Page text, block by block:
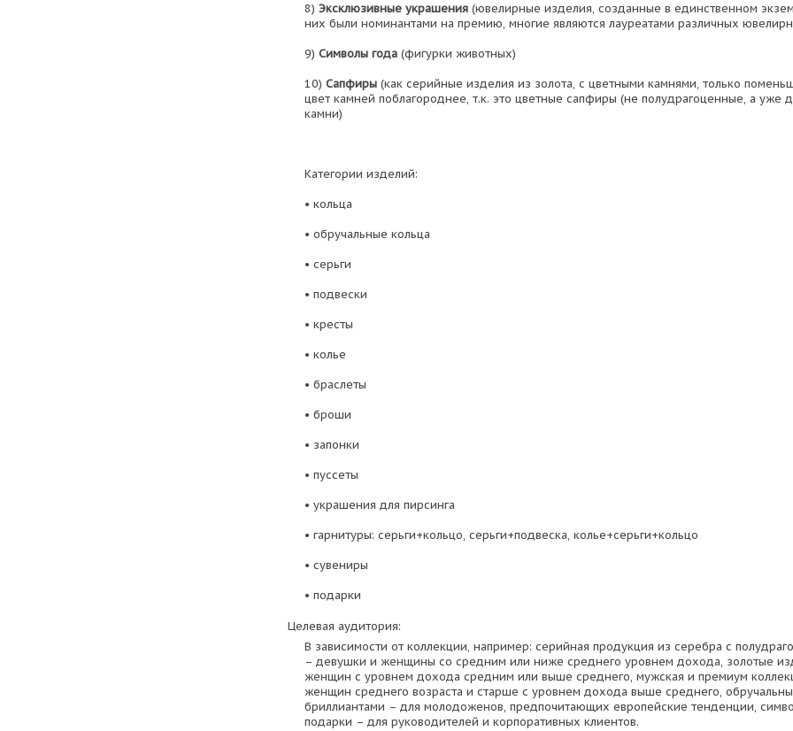
8) Эксклюзивные украшения(ювелирные изделия, созданные в единственном
них были номинантами на премию, многие являются лауреатами различных
9) Символы года(фигурки животных)
10) Cапфиры(как серийные изделия из золота, с цветными камнями, только
цвет камней поблагороднее, т.к. это цветные сапфиры (не полудрагоценные, а уже
камни)
Категории изделий:
• кольца
• обручальные кольца
• серьги
• подвески
• кресты
• колье
• браслеты
• броши
• запонки
• пуссеты
• украшения для пирсинга
• гарнитуры: серьги+кольцо, серьги+подвеска, колье+серьги+кольцо
• сувениры
• подарки
Целевая аудитория:
В зависимости от коллекции, например: серийная продукция из серебра с
– девушки и женщины со средним или ниже среднего уровнем дохода, золотые
женщин с уровнем дохода средним или выше среднего, мужская и премиум
женщин среднего возраста и старше с уровнем дохода выше среднего,
бриллиантами – для молодоженов, предпочитающих европейские тенденции,
подарки – для руководителей и корпоративных клиентов.